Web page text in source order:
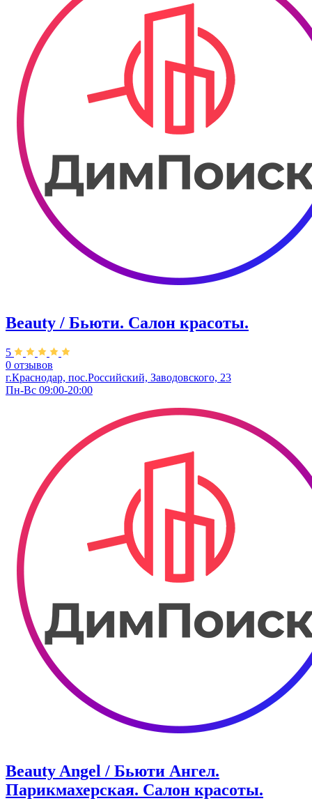
Beauty / Бьюти. Салон красоты.
5
0 отзывов
г.Краснодар, пос.Российский, Заводовского, 23
Пн-Вс 09:00-20:00
Beauty Angel / Бьюти Ангел.
Парикмахерская. Салон красоты.